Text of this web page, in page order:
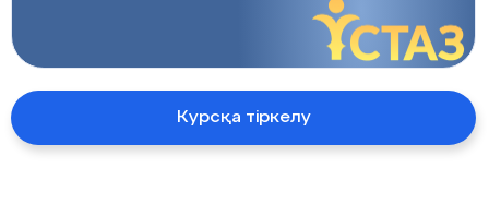
Курсқа тіркелу